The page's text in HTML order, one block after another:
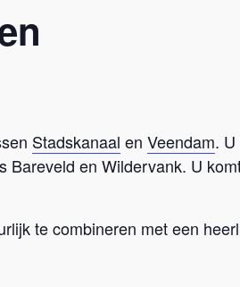
Stadskanaal enVeendam.
en Wildervank. U
te combineren met een